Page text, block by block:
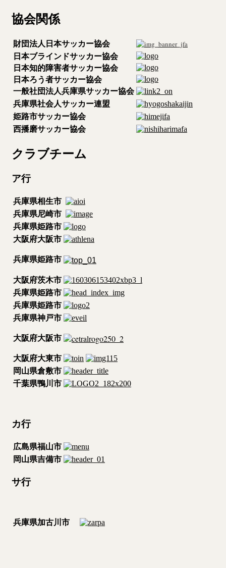
協会関係
財団法人日本サッカー協会
日本ブラインドサッカー協会
日本知的障害者サッカー協会
日本ろう者サッカー協会
一般社団法人兵庫県サッカー協会
兵庫県社会人サッカー連盟
姫路市サッカー協会
西播磨サッカー協会
クラブチーム
ア行
兵庫県相生市
兵庫県尼崎市
兵庫県姫路市
大阪府大阪市
兵庫県姫路市
大阪府茨木市
兵庫県姫路市
兵庫県姫路市
兵庫県神戸市
大阪府大阪市
大阪府大東市
岡山県倉敷市
千葉県鴨川市
カ行
広島県福山市
岡山県吉備市
サ行
兵庫県加古川市